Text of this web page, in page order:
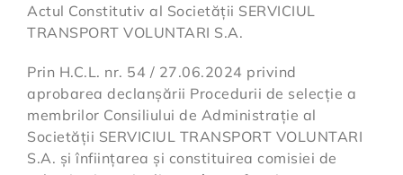
Actul Constitutiv al Societății SERVICIUL
TRANSPORT VOLUNTARI S.A.
Prin H.C.L. nr. 54 / 27.06.2024 privind
aprobarea declanșării Procedurii de selecție a
membrilor Consiliului de Administrație al
Societății SERVICIUL TRANSPORT VOLUNTARI
S.A. și înființarea și constituirea comisiei de